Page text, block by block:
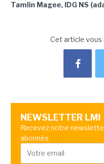
Tamlin Magee, IDG NS
Cet article vous
NEWSLETTER LMI
Recevez notre
abonnés